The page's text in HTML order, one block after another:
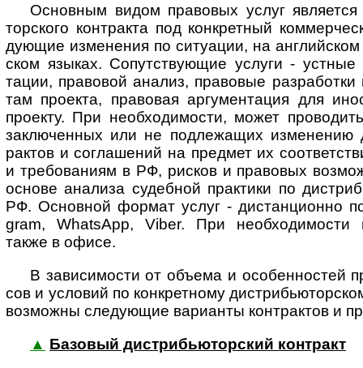
Основным видом правовых услуг
тор­ского конт­ракта под конк­рет­ный
дую­щие изме­не­ния по ситу­ации, на
ском язы­ках. Сопут­ст­вую­щие услуги -
тации, право­вой ана­лиз, пра­во­вые
там прое­кта, право­вая аргу­мен­та­ция для
прое­кту. При необхо­ди­мости, может
заклю­чен­ных или не подле­жа­щих изме­нению
рак­тов и согла­шений на пред­мет их
и требо­ва­ниям в РФ, рис­ков и пра­во­вых
основе ана­лиза судеб­ной прак­тики по
РФ. Основ­ной фор­мат услуг - дистан­ци­онно
gram, Whats­App, Viber. При необ­хо­ди­мо­сти
также в офисе.
В зависимости от объема и особенностей
сов и усло­вий по конк­рет­ному
воз­можны следу­ющие вари­анты конт­рак­тов и
▲ Базовый дистрибьюторский контракт